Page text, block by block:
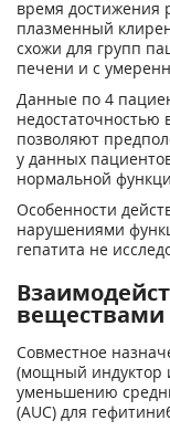
время достижения
плазменный
схожи для групп
печени и с
Данные по 4
недостаточностью
позволяют
у данных
нормальной
Особенности
нарушениями
гепатита не
веществами
Совместное
(мощный индуктор
уменьшению
(AUC) для